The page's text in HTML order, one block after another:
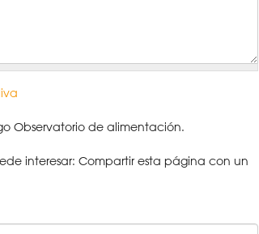
Observatorio de alimentación.
interesar: Compartir esta página con un